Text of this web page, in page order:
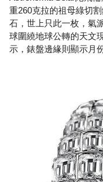
重260克拉的祖母綠切
石，世上只此一枚，氣
球圍繞地球公轉的天文
示，錶盤邊緣則顯示月